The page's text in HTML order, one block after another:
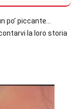
po’ piccante…
la loro storia